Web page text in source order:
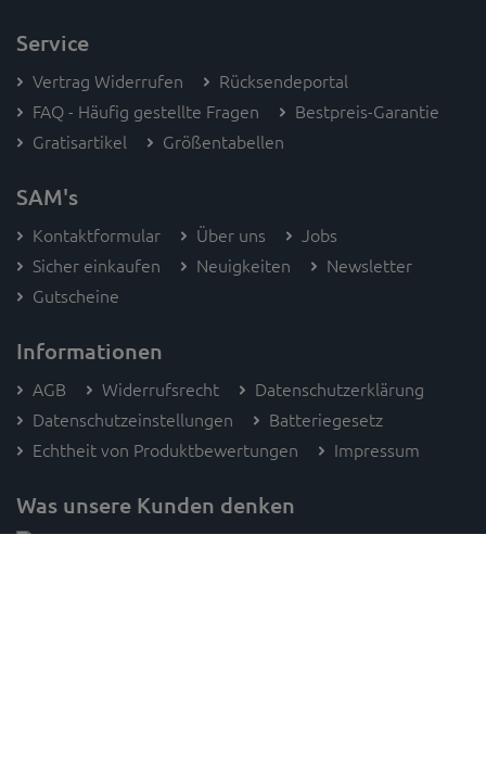
Service
Vertrag Widerrufen
Rücksendeportal
FAQ - Häufig gestellte Fragen
Bestpreis-Garantie
Gratisartikel
Größentabellen
SAM's
Kontaktformular Über uns
Jobs
Sicher einkaufen
Neuigkeiten
Newsletter
Gutscheine
Informationen
AGB Widerrufsrecht
Datenschutzerklärung
Datenschutzeinstellungen
Batteriegesetz
Echtheit von Produktbewertungen
Impressum
Was unsere Kunden denken